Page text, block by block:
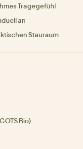
Tragegefühl
an
Stauraum
Bio)